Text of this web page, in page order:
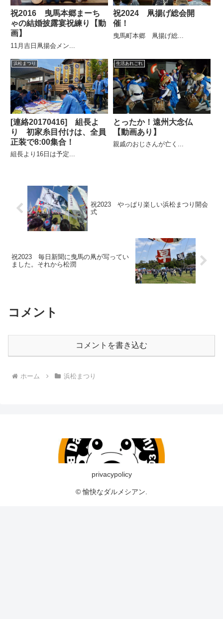
祝2016 曳馬本郷まーち
ゃの結婚披露宴祝練り【動
画】
11月吉日凧揚会メン...
祝2024 凧揚げ総会開
催！
曳馬町本郷 凧揚げ総...
浜松まつり
[連絡20170416] 組長よ
り 初家糸目付けは、全員
正装で8:00集合！
組長より16日は予定...
生活あれこれ
とったか！遠州大念仏
【動画あり】
親戚のおじさんが亡く...
祝2023 やっぱり楽しい浜松まつり開会
式
祝2023 毎日新聞に曳馬の凧が写ってい
ました。それから松潤
コメント
コメントを書き込む
ホーム 浜松まつり
privacypolicy
© 愉快なダルメシアン.